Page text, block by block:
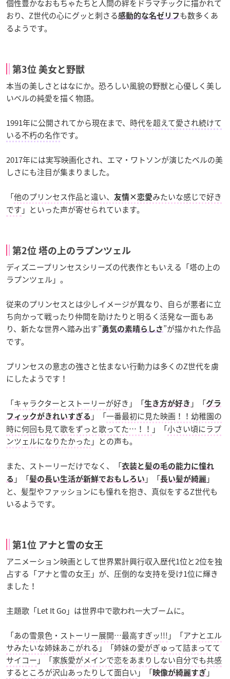
個性豊かなおもちゃたちと人間の絆をドラマチックに描かれて
おり、Z世代の心にグッと刺さる感動的な名ゼリフも数多くあ
るようです。
第3位 美女と野獣
本当の美しさとはなにか。恐ろしい風貌の野獣と心優しく美し
いベルの純愛を描く物語。
1991年に公開されてから現在まで、 時代を超えて愛され続けて
いる不朽の名作です。
2017年には実写映画化され、エマ・ワトソンが演じたベルの美
しさにも注目が集まりました。
「他のプリンセス作品と違い、 友情×恋愛みたいな感じで好き
です 」といった声が寄せられています。
第2位 塔の上のラプンツェル
ディズニープリンセスシリーズの代表作ともいえる「塔の上の
ラプンツェル」。
従来のプリンセスとは少しイメージが異なり、自らが悪者に立
ち向かって戦ったり仲間を助けたりと明るく活発な一面もあ
り、新たな世界へ踏み出す”勇気の素晴らしさ ”が描かれた作品
です。
プリンセスの意志の強さと怯まない行動力は多くのZ世代を虜
にしたようです！
「キャラクターとストーリーが好き 」「生き方が好き 」「グラ
フィックがきれいすぎる 」「一番最初に見た映画！！幼稚園の
時に何回も見て歌をずっと歌ってた…！！ 」「小さい頃にラプ
ンツェルになりたかった 」との声も。
また、ストーリーだけでなく、「衣装と髪の毛の能力に憧れ
る 」「髪の長い生活が新鮮でおもしろい 」「長い髪が綺麗 」
と、髪型やファッションにも憧れを抱き、真似をするZ世代も
いるようです。
第1位 アナと雪の女王
アニメーション映画として世界累計興行収入歴代1位と2位を独
占する「アナと雪の女王」が、圧倒的な支持を受け1位に輝き
ました！
主題歌「Let It Go」は世界中で歌われ一大ブームに。
「あの雪景色・ストーリー展開…最高すぎッ!!! 」「アナとエル
サみたいな姉妹あこがれる 」「姉妹の愛がぎゅって詰まってて
サイコー 」「家族愛がメインで恋をあまりしない自分でも共感
するところが沢山あったりして面白い 」「映像が綺麗すぎ 」